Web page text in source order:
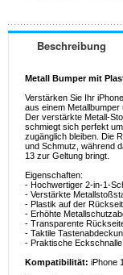
Beschreibung
Metall Bumper mit
Verstärken Sie Ihr
aus einem
Der verstärkte Metall-
schmiegt sich perfekt
zugänglich bleiben. Die
und Schmutz, während
13 zur Geltung bringt.
Eigenschaften:
- Hochwertiger 2-in-1-
- Verstärkte
- Plastik auf der
- Erhöhte
- Transparente
- Taktile
- Praktische
Kompatibilität: iPhone